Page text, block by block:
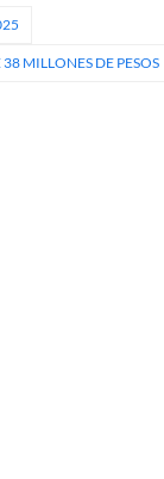
MILLONES DE PESOS